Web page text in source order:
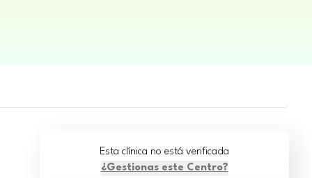
Esta clínica no está verificada
¿Gestionas este Centro?